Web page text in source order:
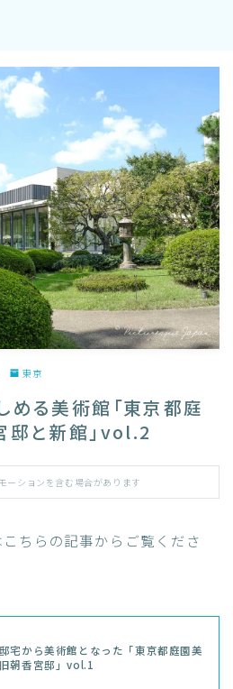
東京
める美術館「東京都庭
邸と新館」vol.2
ーションを含む場合があります
ちらの記事からご覧くださ
宅から美術館となった「東京都庭園美
朝香宮邸」vol.1